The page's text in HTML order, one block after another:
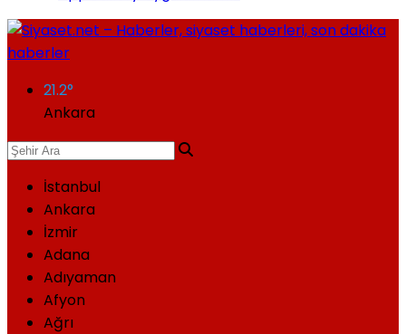
21.2°
Ankara
İstanbul
Ankara
İzmir
Adana
Adıyaman
Afyon
Ağrı